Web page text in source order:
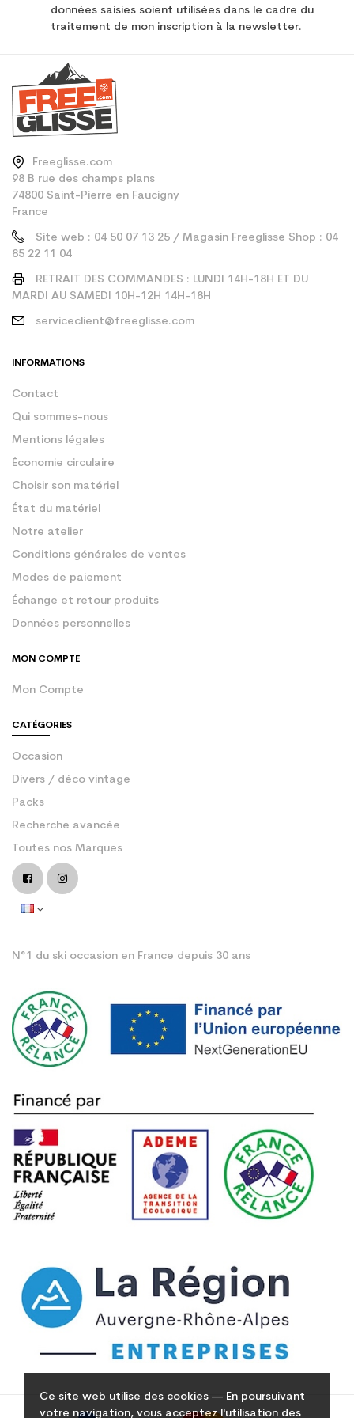
Ce site web utilise des cookies — En poursuivant
votre navigation, vous acceptez l'utilisation des
données saisies soient utilisées dans le cadre du
traitement de mon inscription à la newsletter.
Freeglisse.com
98 B rue des champs plans
74800 Saint-Pierre en Faucigny
France
Site web : 04 50 07 13 25 / Magasin Freeglisse Shop : 04
85 22 11 04
RETRAIT DES COMMANDES : LUNDI 14H-18H ET DU
MARDI AU SAMEDI 10H-12H 14H-18H
serviceclient@freeglisse.com
INFORMATIONS
Contact
Qui sommes-nous
Mentions légales
Économie circulaire
Choisir son matériel
État du matériel
Notre atelier
Conditions générales de ventes
Modes de paiement
Échange et retour produits
Données personnelles
MON COMPTE
Mon Compte
CATÉGORIES
Occasion
Divers / déco vintage
Packs
Recherche avancée
Toutes nos Marques
N°1 du ski occasion en France depuis 30 ans